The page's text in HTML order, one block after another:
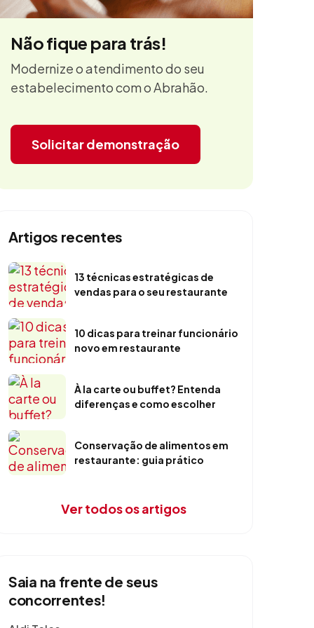
Não fique para trás!
Modernize o atendimento do seu
estabelecimento com o Abrahão.
Solicitar demonstração
Artigos recentes
13 técnicas estratégicas de
vendas para o seu restaurante
10 dicas para treinar funcionário
novo em restaurante
À la carte ou buffet? Entenda
diferenças e como escolher
Conservação de alimentos em
restaurante: guia prático
Ver todos os artigos
Saia na frente de seus
concorrentes!